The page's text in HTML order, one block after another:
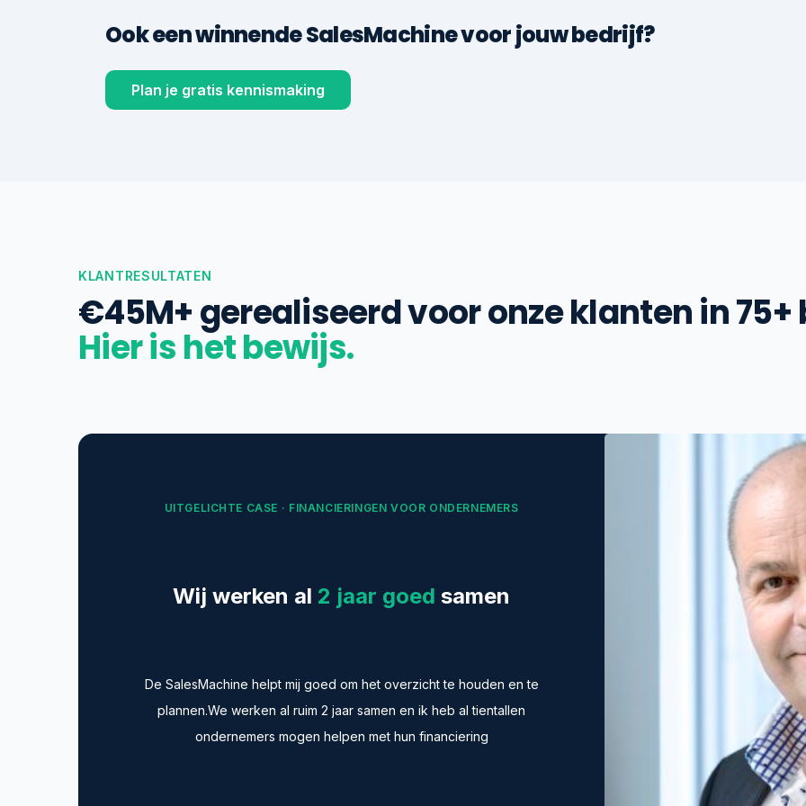
Ook een winnende SalesMachine voor jouw bedrijf?
Plan je gratis kennismaking
KLANTRESULTATEN
€45M+ gerealiseerd voor onze klanten in 75+
Hier is het bewijs.
UITGELICHTE CASE · FINANCIERINGEN VOOR ONDERNEMERS
Wij werken al 2 jaar goed samen
De SalesMachine helpt mij goed om het overzicht te houden en te
plannen.We werken al ruim 2 jaar samen en ik heb al tientallen
ondernemers mogen helpen met hun financiering